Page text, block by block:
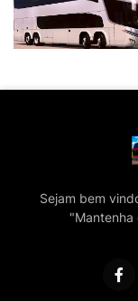
Sejam bem
"Mantenha